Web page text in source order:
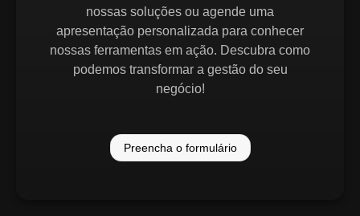
nossas soluções ou agende uma
apresentação personalizada para conhecer
nossas ferramentas em ação. Descubra como
podemos transformar a gestão do seu
negócio!
Preencha o formulário